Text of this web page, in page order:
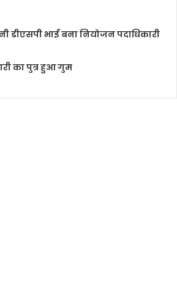
डीएसपी भाई बना नियोजन पदाधिकारी
का पुत्र हुआ गुम